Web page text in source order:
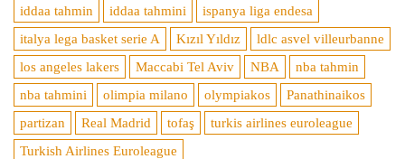
iddaa tahmin
iddaa tahmini
ispanya liga endesa
italya lega basket serie A
Kızıl Yıldız
ldlc asvel villeurbanne
los angeles lakers
Maccabi Tel Aviv NBA
nba tahmin
nba tahmini
olimpia milano olympiakos
Panathinaikos
partizan
Real Madrid tofaş
turkis airlines euroleague
Turkish Airlines Euroleague